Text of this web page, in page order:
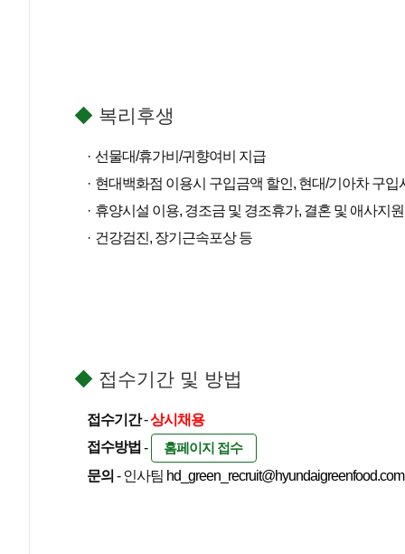
◆ 복리후생
선물대/휴가비/귀향여비 지급
현대백화점 이용시 구입금액 할인, 현대/기아차 구입
휴양시설 이용, 경조금 및 경조휴가, 결혼 및 애사지원
건강검진, 장기근속포상 등
◆ 접수기간 및 방법
접수기간-상시채용
접수방법 -
홈페이지 접수
문의 - 인사팀 hd_green_recruit@hyundaigreenfood.com